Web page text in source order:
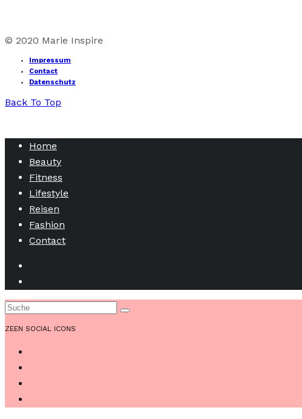
© 2020 Marie Inspire
Impressum
Contact
Datenschutz
Back To Top
Home
Beauty
Fitness
Lifestyle
Reisen
Fashion
Contact
ZEEN SOCIAL ICONS